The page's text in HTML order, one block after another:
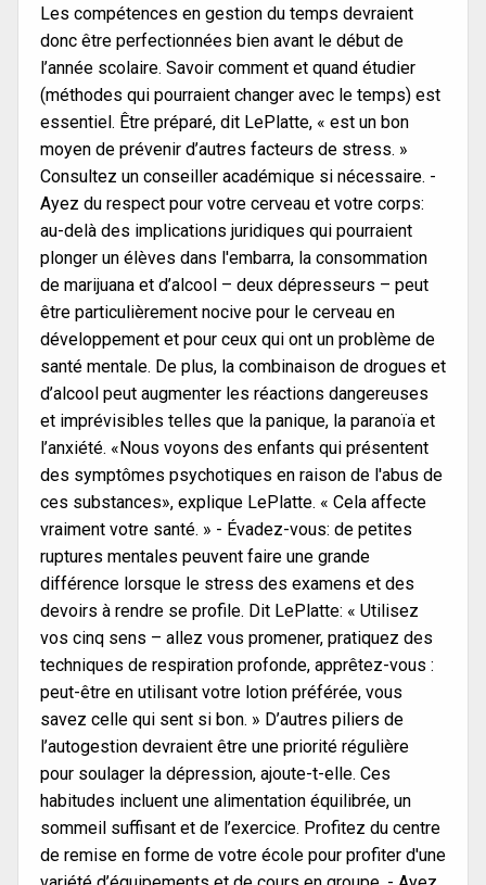
Les compétences en gestion du temps devraient
donc être perfectionnées bien avant le début de
l’année scolaire. Savoir comment et quand étudier
(méthodes qui pourraient changer avec le temps) est
essentiel. Être préparé, dit LePlatte, « est un bon
moyen de prévenir d’autres facteurs de stress. »
Consultez un conseiller académique si nécessaire. -
Ayez du respect pour votre cerveau et votre corps:
au-delà des implications juridiques qui pourraient
plonger un élèves dans l'embarra, la consommation
de marijuana et d’alcool – deux dépresseurs – peut
être particulièrement nocive pour le cerveau en
développement et pour ceux qui ont un problème de
santé mentale. De plus, la combinaison de drogues et
d’alcool peut augmenter les réactions dangereuses
et imprévisibles telles que la panique, la paranoïa et
l’anxiété. «Nous voyons des enfants qui présentent
des symptômes psychotiques en raison de l'abus de
ces substances», explique LePlatte. « Cela affecte
vraiment votre santé. » - Évadez-vous: de petites
ruptures mentales peuvent faire une grande
différence lorsque le stress des examens et des
devoirs à rendre se profile. Dit LePlatte: « Utilisez
vos cinq sens – allez vous promener, pratiquez des
techniques de respiration profonde, apprêtez-vous :
peut-être en utilisant votre lotion préférée, vous
savez celle qui sent si bon. » D’autres piliers de
l’autogestion devraient être une priorité régulière
pour soulager la dépression, ajoute-t-elle. Ces
habitudes incluent une alimentation équilibrée, un
sommeil suffisant et de l’exercice. Profitez du centre
de remise en forme de votre école pour profiter d'une